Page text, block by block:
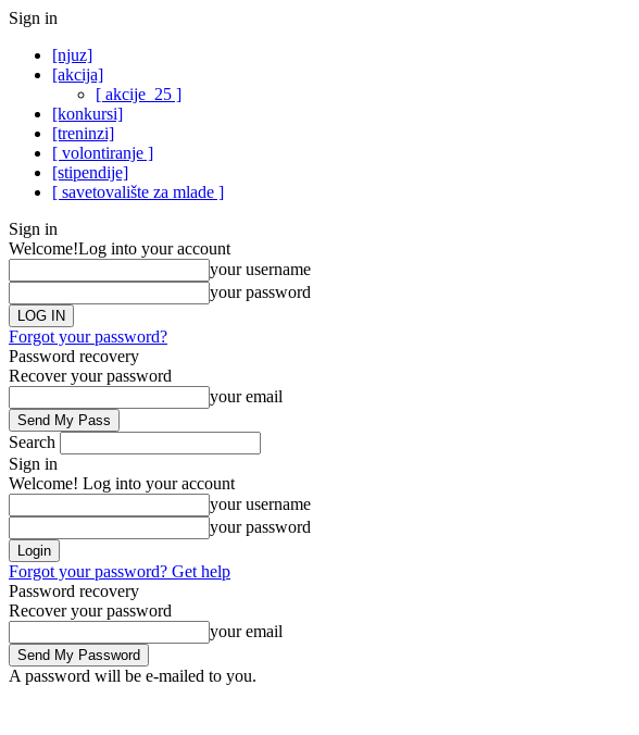
Sign in
[njuz]
[akcija]
[ akcije_25 ]
[konkursi]
[treninzi]
[ volontiranje ]
[stipendije]
[ savetovalište za mlade ]
Sign in
Welcome!Log into your account
your username
your password
Forgot your password?
Password recovery
Recover your password
your email
Search
Sign in
Welcome! Log into your account
your username
your password
Forgot your password? Get help
Password recovery
Recover your password
your email
A password will be e-mailed to you.